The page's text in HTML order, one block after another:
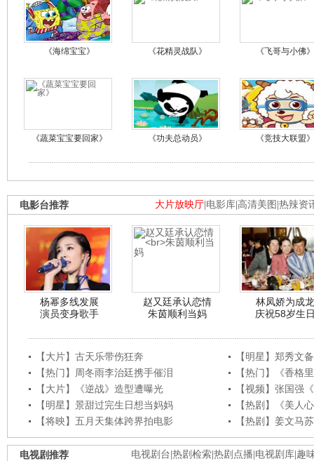
《海绵宝宝》 《花精灵战队》 《飞哥与小佛》
《蔬菜宝宝要回家》 《功夫总动员》 《竞技大联盟》
大片放映厅 电影库 高清美图 热辣资
电影台推荐
杨幂多线发展
演员变身歌手
赵又廷承认恋情
朱茵顺利当妈
林凤娇为成龙
庆祝58岁生
【大片】古天乐带伤狂奔
【明星】郑秀文
【热门】周冬雨李治廷携手催泪
【热门】《香格
【大片】《逆战》造型遭曝光
【视频】张国强
【明星】景甜过完生日想当妈妈
【热剧】《美人
【将映】五月天集体跨界拍电影
【热剧】姜文马
电视剧台 热剧检索 热剧点播 电视剧库 趣
电视剧推荐